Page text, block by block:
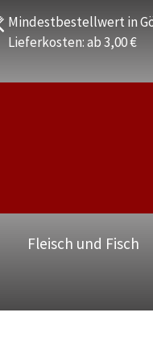
Mindestbestellwert in
Lieferkosten: ab 3,00 €
Fleisch und Fisch